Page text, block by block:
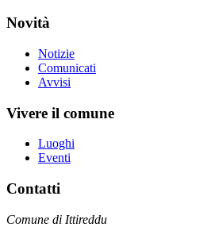
Novità
Notizie
Comunicati
Avvisi
Vivere il comune
Luoghi
Eventi
Contatti
Comune di Ittireddu